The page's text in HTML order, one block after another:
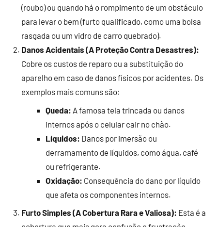
(roubo) ou quando há o rompimento de um obstáculo
para levar o bem (furto qualificado, como uma bolsa
rasgada ou um vidro de carro quebrado).
Danos Acidentais (A Proteção Contra Desastres):
Cobre os custos de reparo ou a substituição do
aparelho em caso de danos físicos por acidentes. Os
exemplos mais comuns são:
Queda: A famosa tela trincada ou danos
internos após o celular cair no chão.
Líquidos: Danos por imersão ou
derramamento de líquidos, como água, café
ou refrigerante.
Oxidação: Consequência do dano por líquido
que afeta os componentes internos.
Furto Simples (A Cobertura Rara e Valiosa): Esta é a